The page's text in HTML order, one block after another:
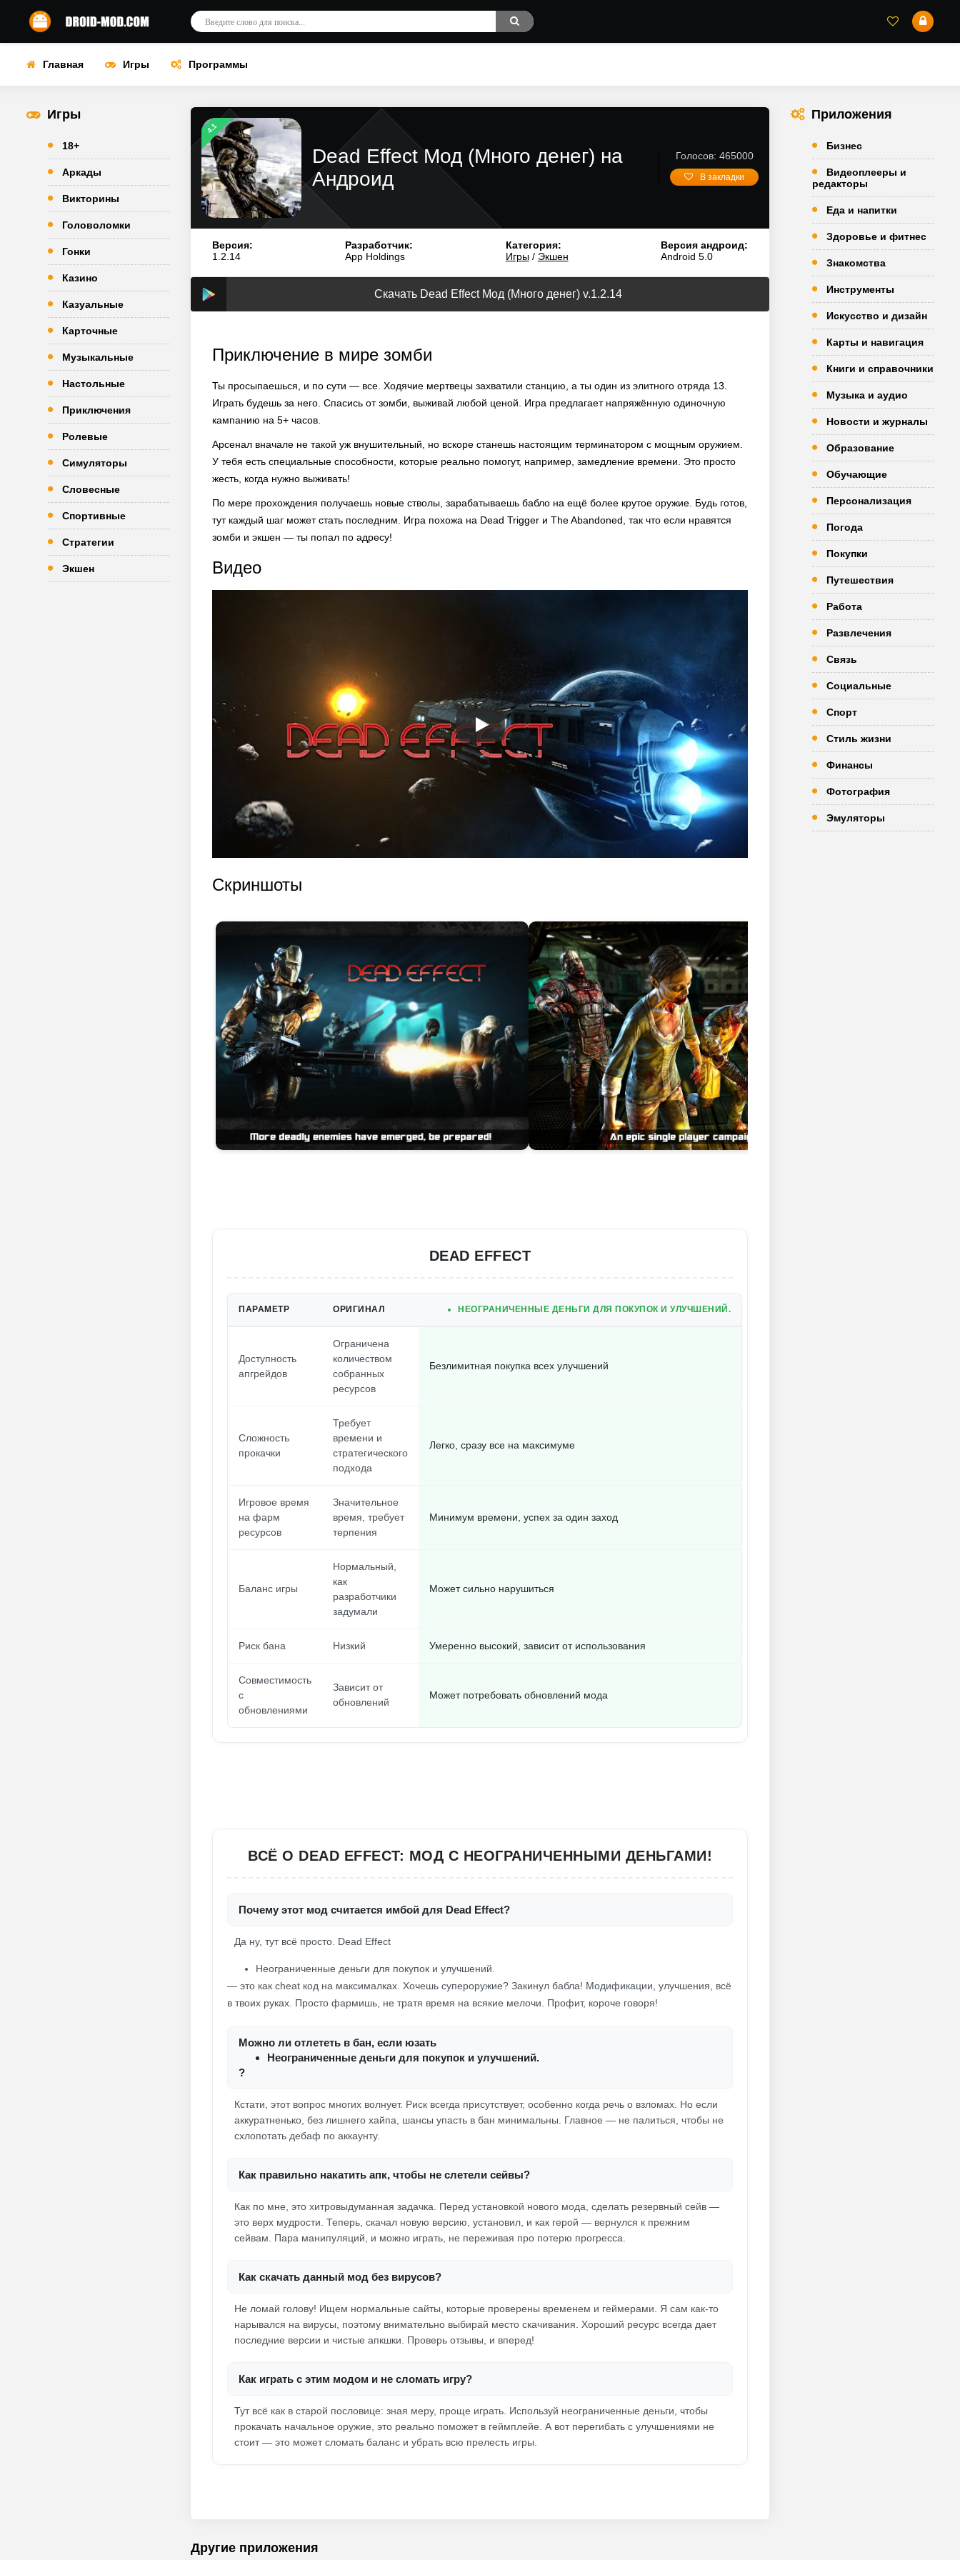
Главная Игры Программы
Игры
18+
Аркады
Викторины
Головоломки
Гонки
Казино
Казуальные
Карточные
Музыкальные
Настольные
Приключения
Ролевые
Симуляторы
Словесные
Спортивные
Стратегии
Экшен
4.1
Dead Effect Мод (Много денег) на
Андроид
Голосов: 465000
В закладки
Версия:
1.2.14
Разработчик:
App Holdings
Категория:
Игры/ Экшен
Версия андроид:
Android 5.0
Скачать Dead Effect Мод (Много денег) v.1.2.14
Приключение в мире зомби
Ты просыпаешься, и по сути — все. Ходячие мертвецы захватили станцию, а ты один из элитного отряда 13.
Играть будешь за него. Спасись от зомби, выживай любой ценой. Игра предлагает напряжённую одиночную
кампанию на 5+ часов.
Арсенал вначале не такой уж внушительный, но вскоре станешь настоящим терминатором с мощным оружием.
У тебя есть специальные способности, которые реально помогут, например, замедление времени. Это просто
жесть, когда нужно выживать!
По мере прохождения получаешь новые стволы, зарабатываешь бабло на ещё более крутое оружие. Будь готов,
тут каждый шаг может стать последним. Игра похожа на Dead Trigger и The Abandoned, так что если нравятся
зомби и экшен — ты попал по адресу!
Видео
Скриншоты
DEAD EFFECT
ПАРАМЕТР ОРИГИНАЛ НЕОГРАНИЧЕННЫЕ ДЕНЬГИ ДЛЯ ПОКУПОК И УЛУЧШЕНИЙ.
Доступность
апгрейдов
Ограничена
количеством
собранных
ресурсов
Безлимитная покупка всех улучшений
Сложность
прокачки
Требует
времени и
стратегического
подхода
Легко, сразу все на максимуме
Игровое время
на фарм
ресурсов
Значительное
время, требует
терпения
Минимум времени, успех за один заход
Баланс игры
Нормальный,
как
разработчики
задумали
Может сильно нарушиться
Риск бана Низкий Умеренно высокий, зависит от использования
Совместимость
с
обновлениями
Зависит от
обновлений
Может потребовать обновлений мода
ВСЁ О DEAD EFFECT: МОД С НЕОГРАНИЧЕННЫМИ ДЕНЬГАМИ!
Почему этот мод считается имбой для Dead Effect?
Да ну, тут всё просто. Dead Effect
Неограниченные деньги для покупок и улучшений.
— это как cheat код на максималках. Хочешь супероружие? Закинул бабла! Модификации, улучшения, всё
в твоих руках. Просто фармишь, не тратя время на всякие мелочи. Профит, короче говоря!
Можно ли отлететь в бан, если юзать
Неограниченные деньги для покупок и улучшений.
?
Кстати, этот вопрос многих волнует. Риск всегда присутствует, особенно когда речь о взломах. Но если
аккуратненько, без лишнего хайпа, шансы упасть в бан минимальны. Главное — не палиться, чтобы не
схлопотать дебаф по аккаунту.
Как правильно накатить апк, чтобы не слетели сейвы?
Как по мне, это хитровыдуманная задачка. Перед установкой нового мода, сделать резервный сейв —
это верх мудрости. Теперь, скачал новую версию, установил, и как герой — вернулся к прежним
сейвам. Пара манипуляций, и можно играть, не переживая про потерю прогресса.
Как скачать данный мод без вирусов?
Не ломай голову! Ищем нормальные сайты, которые проверены временем и геймерами. Я сам как-то
нарывался на вирусы, поэтому внимательно выбирай место скачивания. Хороший ресурс всегда дает
последние версии и чистые апкшки. Проверь отзывы, и вперед!
Как играть с этим модом и не сломать игру?
Тут всё как в старой пословице: зная меру, проще играть. Используй неограниченные деньги, чтобы
прокачать начальное оружие, это реально поможет в геймплейе. А вот перегибать с улучшениями не
стоит — это может сломать баланс и убрать всю прелесть игры.
Другие приложения
Приложения
Бизнес
Видеоплееры и
редакторы
Еда и напитки
Здоровье и фитнес
Знакомства
Инструменты
Искусство и дизайн
Карты и навигация
Книги и справочники
Музыка и аудио
Новости и журналы
Образование
Обучающие
Персонализация
Погода
Покупки
Путешествия
Работа
Развлечения
Связь
Социальные
Спорт
Стиль жизни
Финансы
Фотография
Эмуляторы